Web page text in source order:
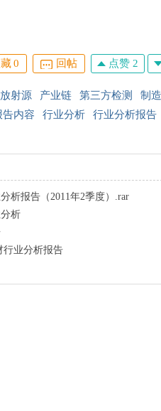
0 回帖 点赞 2
放射源 产业链 第三方检测 制
告内容
行业分析 行业分析报告
析报告（2011年2季度）.rar
析
行业分析报告